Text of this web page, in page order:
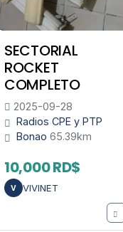
SECTORIAL
ROCKET
COMPLETO
2025-09-28
Radios CPE y PTP
Bonao 65.39km
10,000 RD$
V VIVINET